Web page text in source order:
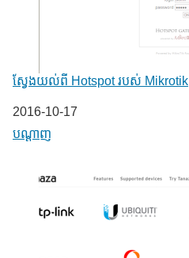
ស្វែងយល់ពី Hotspot របស់ Mikrotik
Date
2016-10-17
In relation to
បណ្តាញ